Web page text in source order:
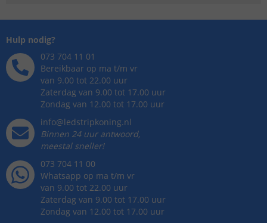
Hulp nodig?
073 704 11 01
Bereikbaar op ma t/m vr
van 9.00 tot 22.00 uur
Zaterdag van 9.00 tot 17.00 uur
Zondag van 12.00 tot 17.00 uur
info@ledstripkoning.nl
Binnen 24 uur antwoord,
meestal sneller!
073 704 11 00
Whatsapp op ma t/m vr
van 9.00 tot 22.00 uur
Zaterdag van 9.00 tot 17.00 uur
Zondag van 12.00 tot 17.00 uur